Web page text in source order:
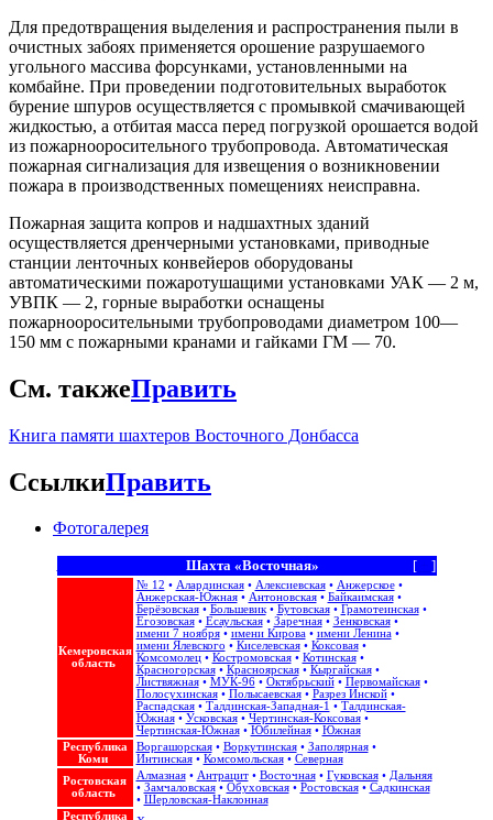
Для предотвращения выделения и распространения пыли в
очистных забоях применяется орошение разрушаемого
угольного массива форсунками, установленными на
комбайне. При проведении подготовительных выработок
бурение шпуров осуществляется с промывкой смачивающей
жидкостью, а отбитая масса перед погрузкой орошается водой
из пожарнооросительного трубопровода. Автоматическая
пожарная сигнализация для извещения о возникновении
пожара в производственных помещениях неисправна.
Пожарная защита копров и надшахтных зданий
осуществляется дренчерными установками, приводные
станции ленточных конвейеров оборудованы
автоматическими пожаротушащими установками УАК — 2 м,
УВПК — 2, горные выработки оснащены
пожарнооросительными трубопроводами диаметром 100—
150 мм с пожарными кранами и гайками ГМ — 70.
См. такжеПравить
Книга памяти шахтеров Восточного Донбасса
СсылкиПравить
Фотогалерея
[+ ]
Шахта «Восточная»
Кемеровская
область
№ 12 • Алардинская• Алексиевская• Анжерское•
Анжерская-Южная• Антоновская• Байкаимская•
Берёзовская• Большевик• Бутовская• Грамотеинская•
Егозовская• Есаульская• Заречная• Зенковская•
имени 7 ноября• имени Кирова• имени Ленина•
имени Ялевского • Киселевская• Коксовая•
Комсомолец• Костромовская• Котинская•
Красногорская• Красноярская• Кыргайская•
Листвяжная• МУК-96• Октябрьский• Первомайская•
Полосухинская• Полысаевская• Разрез Инской•
Распадская• Талдинская-Западная-1 • Талдинская-
Южная• Усковская• Чертинская-Коксовая•
Чертинская-Южная• Юбилейная• Южная
Республика
Коми
Воргашорская• Воркутинская• Заполярная•
Интинская• Комсомольская• Северная
Ростовская
область
Алмазная• Антрацит• Восточная• Гуковская• Дальняя
• Замчаловская• Обуховская• Ростовская• Садкинская
• Шерловская-Наклонная
Республика